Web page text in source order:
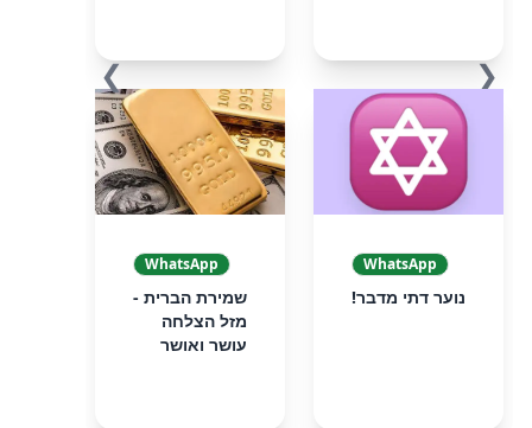
❮
WhatsApp
נוער דתי מדבר!
WhatsApp
שמירת הברית -
מזל הצלחה
עושר ואושר
❯